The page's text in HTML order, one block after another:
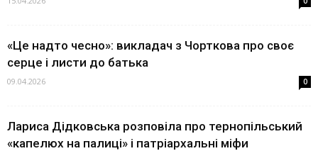
«Це надто чесно»: викладач з Чорткова про своє
серце і листи до батька
09.04.2026 0
Лариса Дідковська розповіла про тернопільський
«капелюх на палиці» і патріархальні міфи